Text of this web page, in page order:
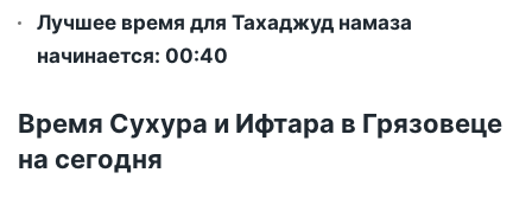
Лучшее время для Тахаджуд намаза
начинается: 00:40
Время Сухура и Ифтара в Грязовеце
на сегодня